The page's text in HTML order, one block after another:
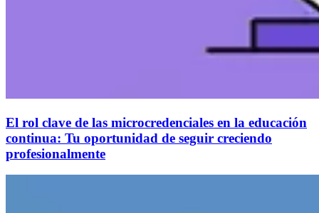
El rol clave de las microcredenciales en la educación
continua: Tu oportunidad de seguir creciendo
profesionalmente